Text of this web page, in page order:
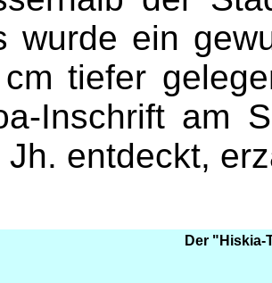
wurde ein
tiefer
Inschrift am
Jh. entdeckt,
Der